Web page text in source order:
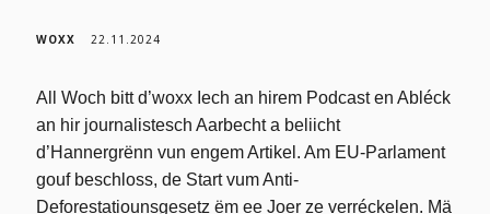
WOXX 22.11.2024
All Woch bitt d’woxx Iech an hirem Podcast en Abléck
an hir journalistesch Aarbecht a beliicht
d’Hannergrënn vun engem Artikel. Am EU-Parlament
gouf beschloss, de Start vum Anti-
Deforestatiounsgesetz ëm ee Joer ze verréckelen. Mä